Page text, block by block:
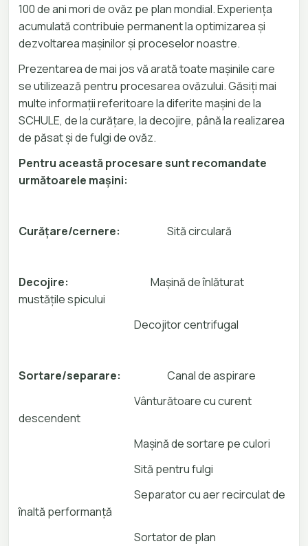
100 de ani mori de ovăz pe plan mondial. Experiența
acumulată contribuie permanent la optimizarea și
dezvoltarea mașinilor și proceselor noastre.
Prezentarea de mai jos vă arată toate mașinile care
se utilizează pentru procesarea ovăzului. Găsiți mai
multe informații referitoare la diferite mașini de la
SCHULE, de la curățare, la decojire, până la realizarea
de păsat și de fulgi de ovăz.
Pentru această procesare sunt recomandate
următoarele mașini:
Curățare/cernere: Sită circulară
Decojire:
Mașină de înlăturat
mustățile spicului
Decojitor centrifugal
Sortare/separare:
Canal de aspirare
Vânturătoare cu curent
descendent
Mașină de sortare pe culori
Sită pentru fulgi
Separator cu aer recirculat de
înaltă performanță
Sortator de plan